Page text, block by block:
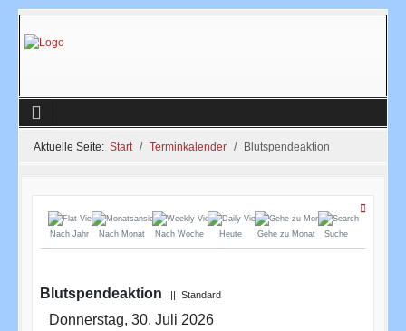
Aktuelle Seite: Start Terminkalender Blutspendeaktion
Nach Jahr Nach Monat Nach Woche Heute Gehe zu Monat Suche
Blutspendeaktion ||| Standard
Donnerstag, 30. Juli 2026